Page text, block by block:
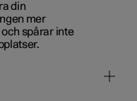
din
mer
spårar inte